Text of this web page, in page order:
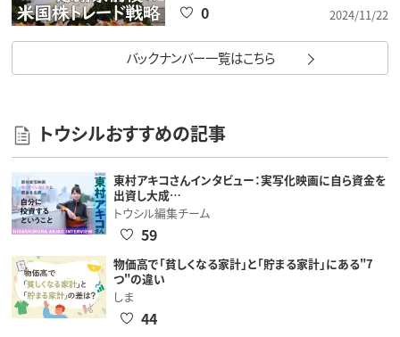
2024/11/22
0
バックナンバー一覧はこちら
トウシルおすすめの記事
東村アキコさんインタビュー：実写化映画に自ら資金を
出資し大成…
トウシル編集チーム
59
物価高で「貧しくなる家計」と「貯まる家計」にある"7
つ"の違い
しま
44